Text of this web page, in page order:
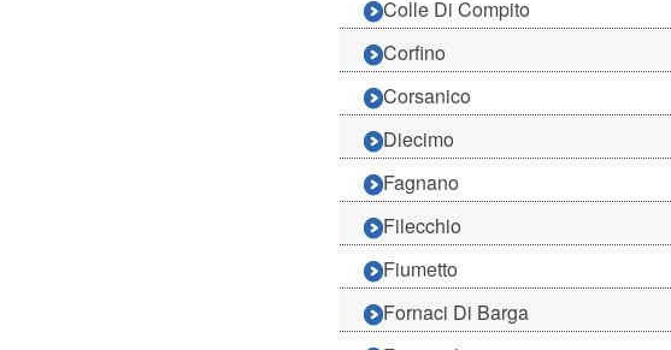
Colle Di Compito
Corfino
Corsanico
Diecimo
Fagnano
Filecchio
Fiumetto
Fornaci Di Barga